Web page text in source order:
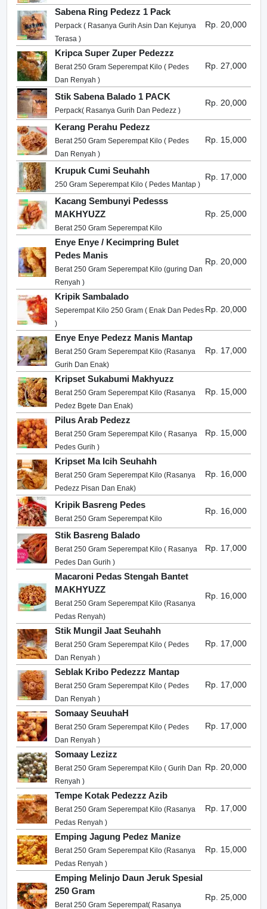
Sabena Ring Pedezz 1 Pack
Perpack ( Rasanya Gurih Asin Dan Kejunya
Terasa )
Rp. 20,000
Kripca Super Zuper Pedezzz
Berat 250 Gram Seperempat Kilo ( Pedes
Dan Renyah )
Rp. 27,000
Stik Sabena Balado 1 PACK
Perpack( Rasanya Gurih Dan Pedezz )
Rp. 20,000
Kerang Perahu Pedezz
Berat 250 Gram Seperempat Kilo ( Pedes
Dan Renyah )
Rp. 15,000
Krupuk Cumi Seuhahh
250 Gram Seperempat Kilo ( Pedes Mantap )
Rp. 17,000
Kacang Sembunyi Pedesss
MAKHYUZZ
Berat 250 Gram Seperempat Kilo
Rp. 25,000
Enye Enye / Kecimpring Bulet
Pedes Manis
Berat 250 Gram Seperempat Kilo (guring Dan
Renyah )
Rp. 20,000
Kripik Sambalado
Seperempat Kilo 250 Gram ( Enak Dan Pedes
)
Rp. 20,000
Enye Enye Pedezz Manis Mantap
Berat 250 Gram Seperempat Kilo (Rasanya
Gurih Dan Enak)
Rp. 17,000
Kripset Sukabumi Makhyuzz
Berat 250 Gram Seperempat Kilo (Rasanya
Pedez Bgete Dan Enak)
Rp. 15,000
Pilus Arab Pedezz
Berat 250 Gram Seperempat Kilo ( Rasanya
Pedes Gurih )
Rp. 15,000
Kripset Ma Icih Seuhahh
Berat 250 Gram Seperempat Kilo (Rasanya
Pedezz Pisan Dan Enak)
Rp. 16,000
Kripik Basreng Pedes
Berat 250 Gram Seperempat Kilo
Rp. 16,000
Stik Basreng Balado
Berat 250 Gram Seperempat Kilo ( Rasanya
Pedes Dan Gurih )
Rp. 17,000
Macaroni Pedas Stengah Bantet
MAKHYUZZ
Berat 250 Gram Seperempat Kilo (Rasanya
Pedas Renyah)
Rp. 16,000
Stik Mungil Jaat Seuhahh
Berat 250 Gram Seperempat Kilo ( Pedes
Dan Renyah )
Rp. 17,000
Seblak Kribo Pedezzz Mantap
Berat 250 Gram Seperempat Kilo ( Pedes
Dan Renyah )
Rp. 17,000
Somaay SeuuhaH
Berat 250 Gram Seperempat Kilo ( Pedes
Dan Renyah )
Rp. 17,000
Somaay Lezizz
Berat 250 Gram Seperempat Kilo ( Gurih Dan
Renyah )
Rp. 20,000
Tempe Kotak Pedezzz Azib
Berat 250 Gram Seperempat Kilo (Rasanya
Pedas Renyah )
Rp. 17,000
Emping Jagung Pedez Manize
Berat 250 Gram Seperempat Kilo (Rasanya
Pedas Renyah )
Rp. 15,000
Emping Melinjo Daun Jeruk Spesial
250 Gram
Berat 250 Gram Seperempat( Rasanya
Rp. 25,000